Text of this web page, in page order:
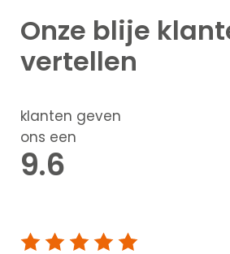
Onze blije
vertellen
klanten geven
ons een
9.6